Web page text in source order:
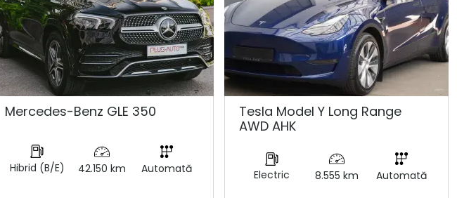
Mercedes-Benz GLE 350
Hibrid (B/E) 42.150 km Automată
Tesla Model Y Long Range
AWD AHK
Electric 8.555 km Automată